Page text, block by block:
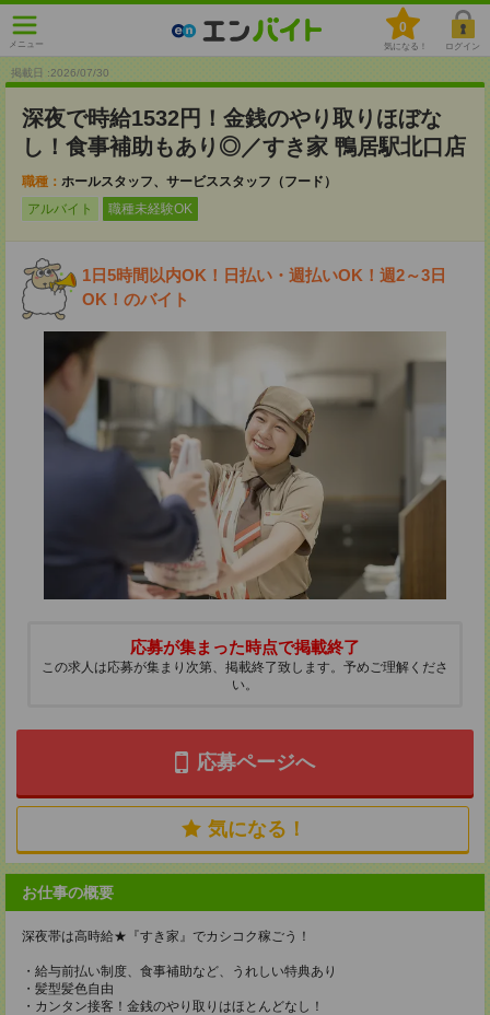
メニュー
0
気になる！ ログイン
掲載日 :2026/07/30
深夜で時給1532円！金銭のやり取りほぼな
し！食事補助もあり◎／すき家 鴨居駅北口店
職種： ホールスタッフ、サービススタッフ（フード）
アルバイト
職種未経験OK
1日5時間以内OK！日払い・週払いOK！週2～3日
OK！のバイト
応募が集まった時点で掲載終了
この求人は応募が集まり次第、掲載終了致します。予めご理解くださ
い。
応募ページへ
気になる！
お仕事の概要
深夜帯は高時給★『すき家』でカシコク稼ごう！
・給与前払い制度、食事補助など、うれしい特典あり
・髪型髪色自由
・カンタン接客！金銭のやり取りはほとんどなし！